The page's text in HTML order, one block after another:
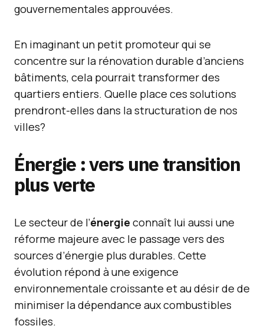
gouvernementales approuvées.
En imaginant un petit promoteur qui se
concentre sur la rénovation durable d’anciens
bâtiments, cela pourrait transformer des
quartiers entiers. Quelle place ces solutions
prendront-elles dans la structuration de nos
villes?
Énergie : vers une transition
plus verte
Le secteur de l’énergie connaît lui aussi une
réforme majeure avec le passage vers des
sources d’énergie plus durables. Cette
évolution répond à une exigence
environnementale croissante et au désir de de
minimiser la dépendance aux combustibles
fossiles.